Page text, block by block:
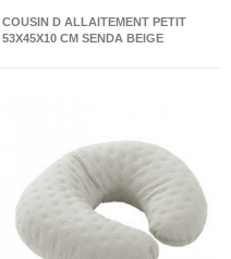
COUSIN D ALLAITEMENT PETIT
53X45X10 CM SENDA BEIGE